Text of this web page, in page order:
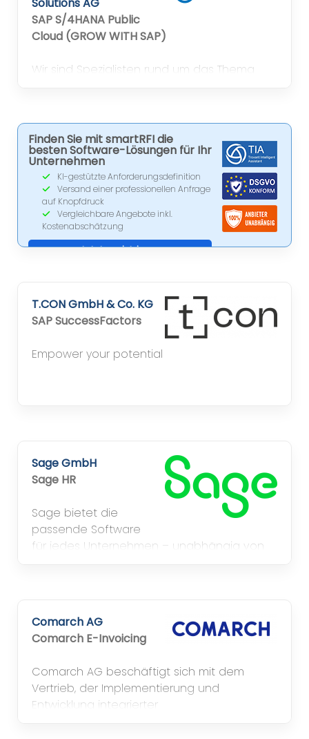
Solutions AG
SAP S/4HANA Public
Cloud (GROW WITH SAP)
Wir sind Spezialisten rund um das Thema
Solutions into Value
Finden Sie mit smartRFI die
besten Software-Lösungen für Ihr
Unternehmen
KI-gestützte Anforderungsdefinition
Versand einer professionellen Anfrage
auf Knopfdruck
Vergleichbare Angebote inkl.
Kostenabschätzung
Jetzt registrieren
T.CON GmbH & Co. KG
SAP SuccessFactors
Empower your potential
Sage GmbH
Sage HR
Sage bietet die
passende Software
für jedes Unternehmen – unabhängig von
Comarch AG
Comarch E-Invoicing
Comarch AG beschäftigt sich mit dem
Vertrieb, der Implementierung und
Entwicklung integrierter